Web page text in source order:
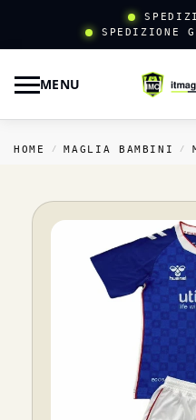
SPEDIZIONE
MENU
HOME / MAGLIA BAMBINI /